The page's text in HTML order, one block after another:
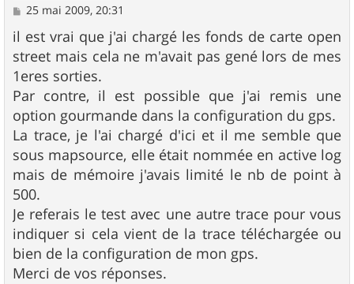
M
s
s
a
g
e
25 mai 2009, 20:31
il est vrai que j'ai chargé les fonds de carte open
street mais cela ne m'avait pas gené lors de mes
1eres sorties.
Par contre, il est possible que j'ai remis une
option gourmande dans la configuration du gps.
La trace, je l'ai chargé d'ici et il me semble que
sous mapsource, elle était nommée en active log
mais de mémoire j'avais limité le nb de point à
500.
Je referais le test avec une autre trace pour vous
indiquer si cela vient de la trace téléchargée ou
bien de la configuration de mon gps.
Merci de vos réponses.